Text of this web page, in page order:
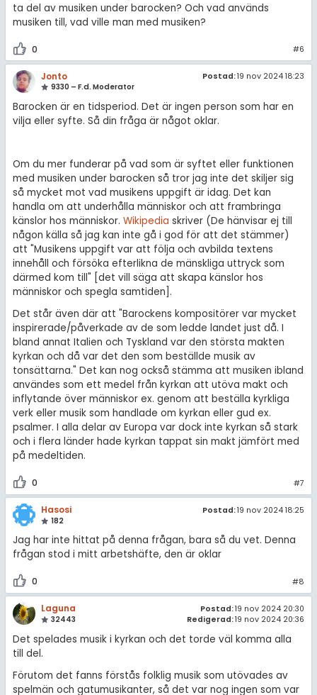
ta del av musiken under barocken? Och vad används
musiken till, vad ville man med musiken?
0 #6
Jonto
9330 – F.d. Moderator
Postad:19 nov 2024 18:23
Barocken är en tidsperiod. Det är ingen person som har en
vilja eller syfte. Så din fråga är något oklar.
Om du mer funderar på vad som är syftet eller funktionen
med musiken under barocken så tror jag inte det skiljer sig
så mycket mot vad musikens uppgift är idag. Det kan
handla om att underhålla människor och att frambringa
känslor hos människor. Wikipedia skriver (De hänvisar ej till
någon källa så jag kan inte gå i god för att det stämmer)
att "Musikens uppgift var att följa och avbilda textens
innehåll och försöka efterlikna de mänskliga uttryck som
därmed kom till" [det vill säga att skapa känslor hos
människor och spegla samtiden].
Det står även där att "Barockens kompositörer var mycket
inspirerade/påverkade av de som ledde landet just då. I
bland annat Italien och Tyskland var den största makten
kyrkan och då var det den som beställde musik av
tonsättarna." Det kan nog också stämma att musiken ibland
användes som ett medel från kyrkan att utöva makt och
inflytande över människor ex. genom att beställa kyrkliga
verk eller musik som handlade om kyrkan eller gud ex.
psalmer. I alla delar av Europa var dock inte kyrkan så stark
och i flera länder hade kyrkan tappat sin makt jämfört med
på medeltiden.
0 #7
Hasosi
182
Postad:19 nov 2024 18:25
Jag har inte hittat på denna frågan, bara så du vet. Denna
frågan stod i mitt arbetshäfte, den är oklar
0 #8
Laguna
32443
Postad:19 nov 2024 20:30
Redigerad:19 nov 2024 20:36
Det spelades musik i kyrkan och det torde väl komma alla
till del.
Förutom det fanns förstås folklig musik som utövades av
spelmän och gatumusikanter, så det var nog ingen som var